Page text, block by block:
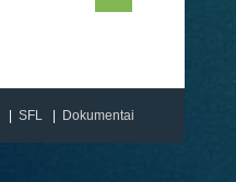
SFL Dokumentai